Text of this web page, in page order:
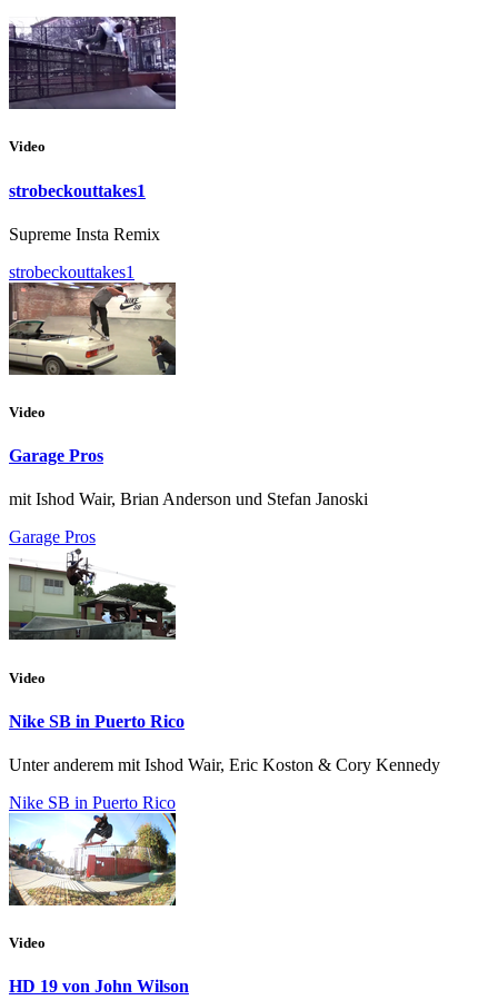
Video
strobeckouttakes1
Supreme Insta Remix
strobeckouttakes1
Video
Garage Pros
mit Ishod Wair, Brian Anderson und Stefan Janoski
Garage Pros
Video
Nike SB in Puerto Rico
Unter anderem mit Ishod Wair, Eric Koston & Cory Kennedy
Nike SB in Puerto Rico
Video
HD 19 von John Wilson